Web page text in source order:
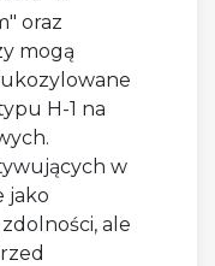
oraz
mogą
H-1 na
w
jako
ale